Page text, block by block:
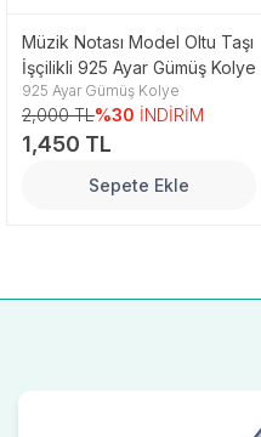
Müzik Notası Model Oltu Taşı
İşçilikli 925 Ayar Gümüş Kolye
925 Ayar Gümüş Kolye
2,000 TL%30 İNDİRİM
1,450 TL
Sepete Ekle